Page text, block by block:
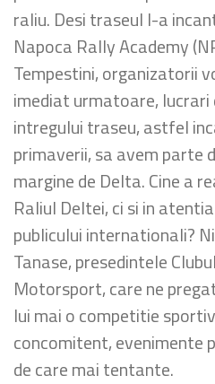
raliu. Desi traseul l-a
Napoca Rally Academy
Tempestini, organizatorii
imediat urmatoare,
intregului traseu, astfel
primaverii, sa avem parte
margine de Delta. Cine a
Raliul Deltei, ci si in
publicului internationali?
Tanase, presedintele
Motorsport, care ne
lui mai o competitie
concomitent, evenimente
de care mai tentante.